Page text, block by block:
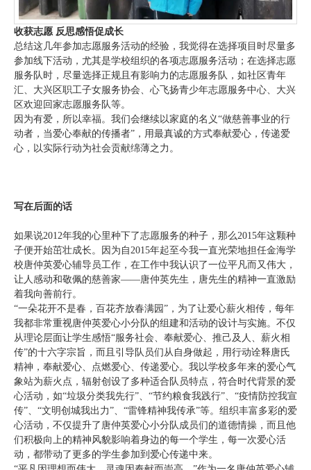
收获志愿 反思感悟促成长
总结这几年参加志愿服务活动的经验，我觉得在选择项目时尽量多
参加线下活动，尤其是学校组织的各项志愿服务活动；在选择志愿
服务队时，尽量选择正规且有影响力的志愿服务队，如社区青年
汇、大兴区职工子女服务协会、心飞扬青少年志愿服务中心、大兴
区欢迎回家志愿服务队等。
因为有爱，所以幸福。我们会继续以家庭的名义“做慈善事业的行
动者，当爱心奉献的传播者”，用最真诚的方式奉献爱心，传递爱
心，以实际行动为社会贡献绵薄之力。
写在后面的话
如果说2012年我的心里种下了志愿服务的种子，那么2015年这颗种
子便开始茁壮成长。因为自2015年起至今我一直光荣地担任金海学
校唐仲英爱心辅导员工作，在工作中我认识了一位平凡而又伟大，
让人感动和敬佩的慈善家——唐仲英先生，唐先生的精神一直激励
着我向善前行。
“一朵花开不是春，百花齐放春满园”，为了让爱心薪火相传，每年
我都非常重视唐仲英爱心小分队的组建和活动的设计与实施。不仅
从理论层面让学生感悟“服务社会、奉献爱心、推己及人、薪火相
传”的十六字宗旨，而且引导队员们从自身做起，用行动诠释唐氏
精神，奉献爱心、点燃爱心、传递爱心。我以学校多年来的爱心气
象站为薪火点，辐射创设了多种适合队员特点，符合时代背景的爱
心活动，如“垃圾分类我先行”、“节约粮食我践行”、“疫情防控我宣
传”、“文明创城我出力”、“雷锋精神我传承”等。组织丰富多彩的爱
心活动，不仅提升了唐仲英爱心小分队成员们的道德情操，而且他
们积极向上的精神风貌影响着身边的每一个学生，每一次爱心活
动，都带动了更多的学生参加到爱心传递中来。